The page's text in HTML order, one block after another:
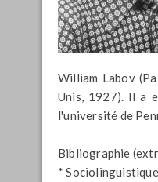
William Labov
Unis, 1927). Il a
l'université de
Bibliographie
*